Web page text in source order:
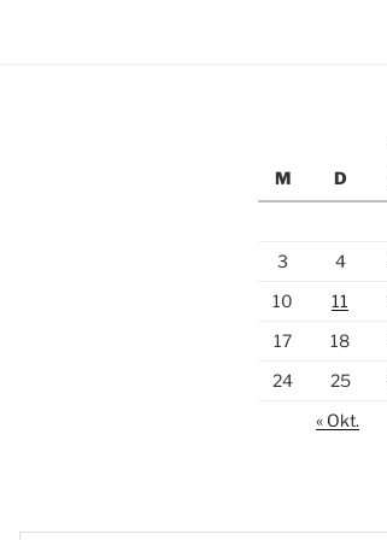
M
D
3
4
10
11
17
18
24
25
« Okt.